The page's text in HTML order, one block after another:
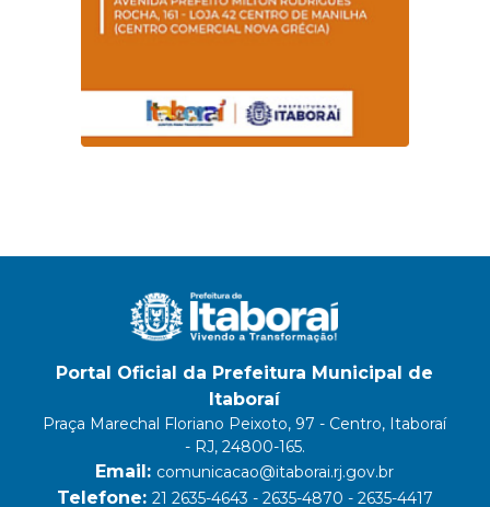
Portal Oficial da Prefeitura Municipal de
Itaboraí
Praça Marechal Floriano Peixoto, 97 - Centro, Itaboraí
- RJ, 24800-165.
Email: comunicacao@itaborai.rj.gov.br
Telefone: 21 2635-4643 - 2635-4870 - 2635-4417